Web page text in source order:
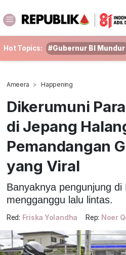
Hot Topics: #Gubernur BI Mundur
Ameera Happening
Dikerumuni
di Jepang
Pemandangan
yang Viral
Banyaknya pengunjung di
mengganggu lalu lintas.
Red: Friska Yolandha Rep: Noer